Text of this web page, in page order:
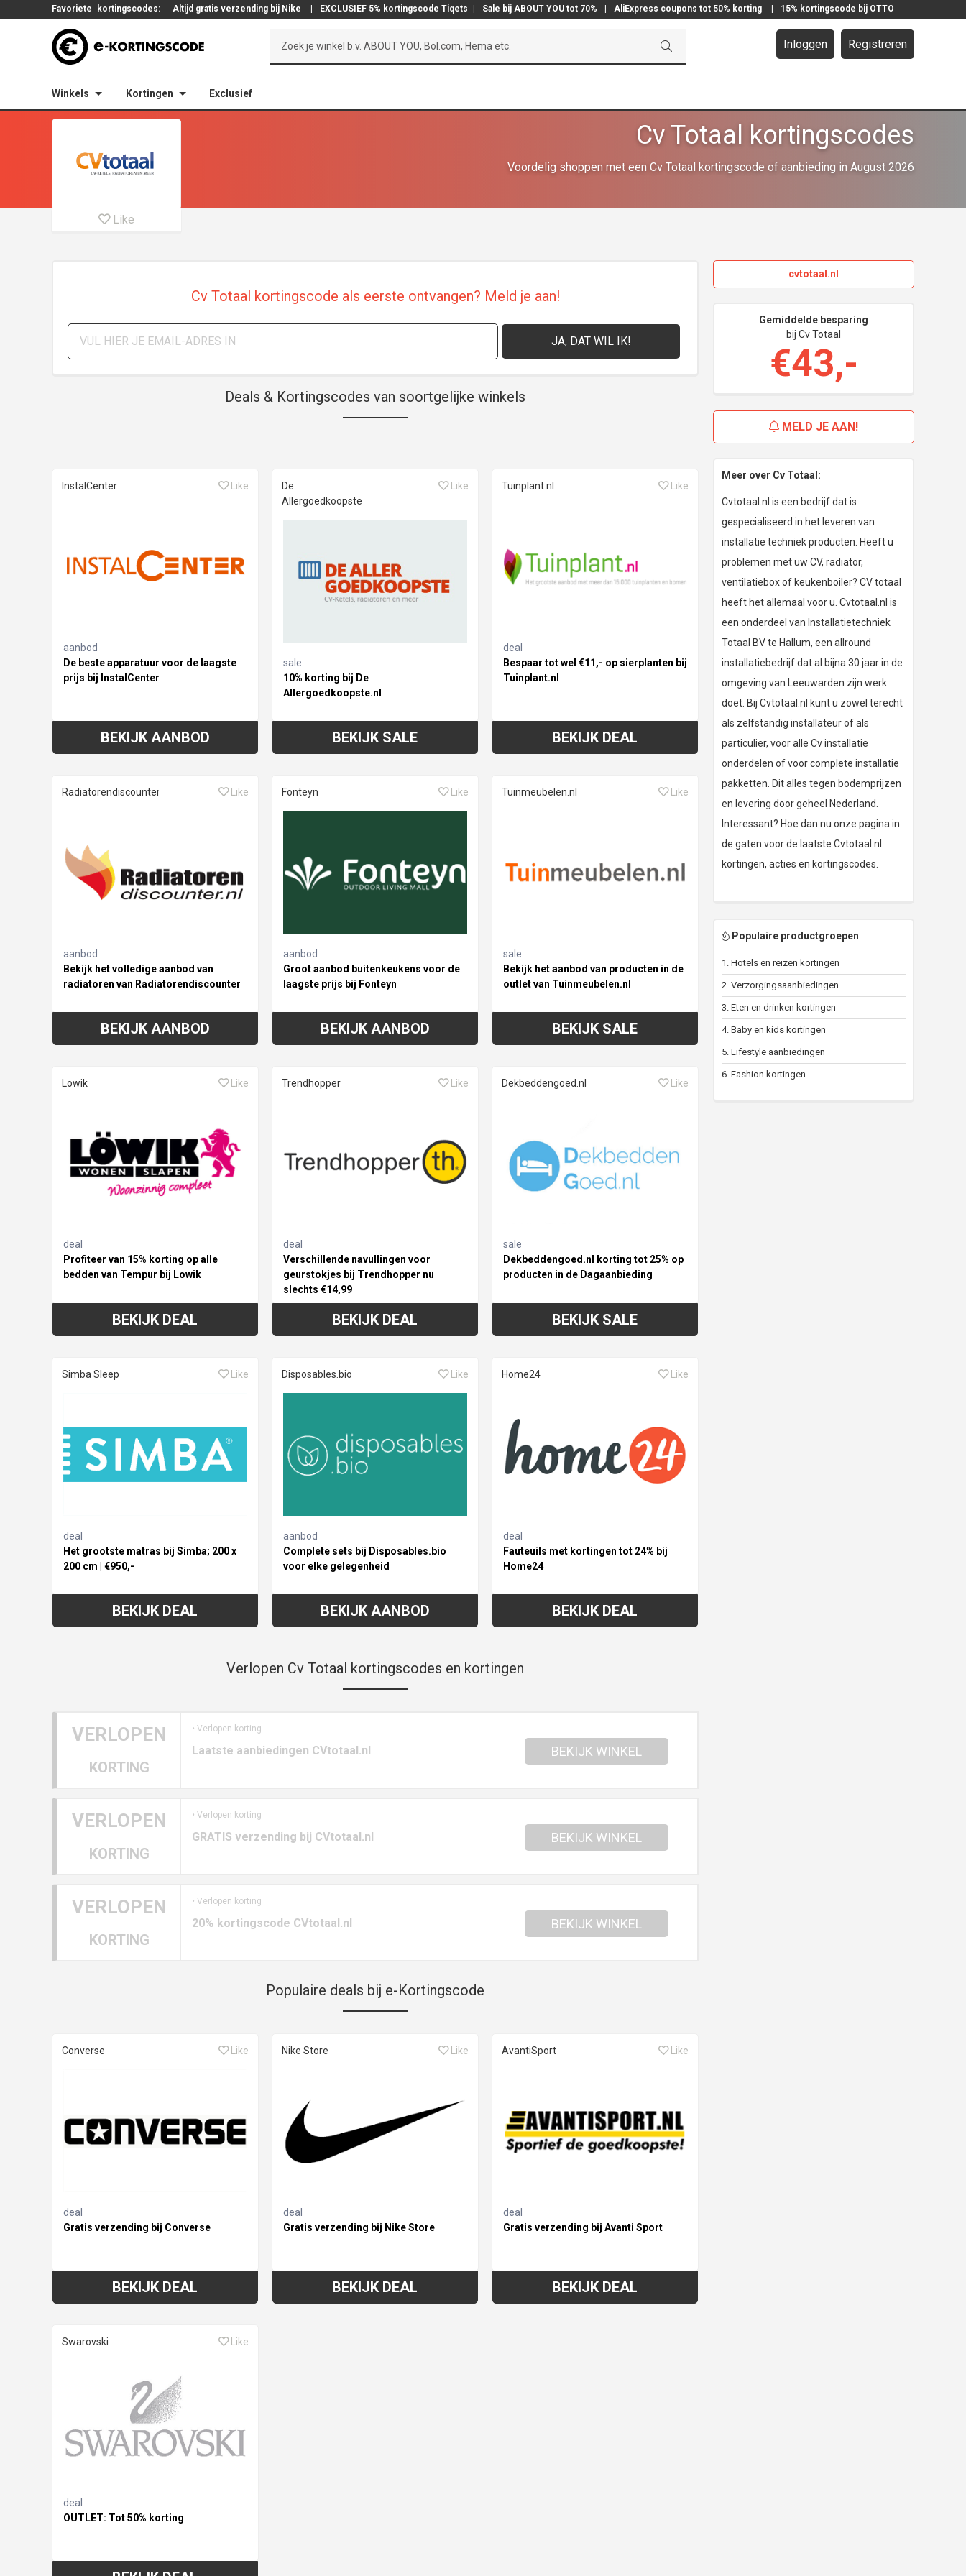
Favoriete kortingscodes: Altijd gratis verzending bij Nike EXCLUSIEF 5% kortingscode Tiqets Sale bij ABOUT YOU tot 70% AliExpress coupons tot 50% korting 15% kortingscode bij OTTO
Inloggen Registreren
Winkels Kortingen Exclusief
Cv Totaal kortingscodes
Voordelig shoppen met een Cv Totaal kortingscode of aanbieding in August 2026
Like
Cv Totaal kortingscode als eerste ontvangen? Meld je aan!
Deals & Kortingscodes van soortgelijke winkels
InstalCenter Like
aanbod
De beste apparatuur voor de laagste
prijs bij InstalCenter
BEKIJK AANBOD
De
Allergoedkoopste
Like
sale
10% korting bij De
Allergoedkoopste.nl
BEKIJK SALE
Tuinplant.nl Like
deal
Bespaar tot wel €11,- op sierplanten bij
Tuinplant.nl
BEKIJK DEAL
Radiatorendiscounter Like
aanbod
Bekijk het volledige aanbod van
radiatoren van Radiatorendiscounter
BEKIJK AANBOD
Fonteyn Like
aanbod
Groot aanbod buitenkeukens voor de
laagste prijs bij Fonteyn
BEKIJK AANBOD
Tuinmeubelen.nl Like
sale
Bekijk het aanbod van producten in de
outlet van Tuinmeubelen.nl
BEKIJK SALE
Lowik Like
deal
Profiteer van 15% korting op alle
bedden van Tempur bij Lowik
BEKIJK DEAL
Trendhopper Like
deal
Verschillende navullingen voor
geurstokjes bij Trendhopper nu
slechts €14,99
BEKIJK DEAL
Dekbeddengoed.nl Like
sale
Dekbeddengoed.nl korting tot 25% op
producten in de Dagaanbieding
BEKIJK SALE
Simba Sleep Like
deal
Het grootste matras bij Simba; 200 x
200 cm | €950,-
BEKIJK DEAL
Disposables.bio Like
aanbod
Complete sets bij Disposables.bio
voor elke gelegenheid
BEKIJK AANBOD
Home24 Like
deal
Fauteuils met kortingen tot 24% bij
Home24
BEKIJK DEAL
Verlopen Cv Totaal kortingscodes en kortingen
VERLOPEN
KORTING
• Verlopen korting
Laatste aanbiedingen CVtotaal.nl BEKIJK WINKEL
VERLOPEN
KORTING
• Verlopen korting
GRATIS verzending bij CVtotaal.nl BEKIJK WINKEL
VERLOPEN
KORTING
• Verlopen korting
20% kortingscode CVtotaal.nl BEKIJK WINKEL
Populaire deals bij e-Kortingscode
Converse Like
deal
Gratis verzending bij Converse
BEKIJK DEAL
Nike Store Like
deal
Gratis verzending bij Nike Store
BEKIJK DEAL
AvantiSport Like
deal
Gratis verzending bij Avanti Sport
BEKIJK DEAL
Swarovski Like
deal
OUTLET: Tot 50% korting
cvtotaal.nl
Gemiddelde besparing
bij Cv Totaal
€43,-
MELD JE AAN!
Meer over Cv Totaal:
Cvtotaal.nl is een bedrijf dat is
gespecialiseerd in het leveren van
installatie techniek producten. Heeft u
problemen met uw CV, radiator,
ventilatiebox of keukenboiler? CV totaal
heeft het allemaal voor u. Cvtotaal.nl is
een onderdeel van Installatietechniek
Totaal BV te Hallum, een allround
installatiebedrijf dat al bijna 30 jaar in de
omgeving van Leeuwarden zijn werk
doet. Bij Cvtotaal.nl kunt u zowel terecht
als zelfstandig installateur of als
particulier, voor alle Cv installatie
onderdelen of voor complete installatie
pakketten. Dit alles tegen bodemprijzen
en levering door geheel Nederland.
Interessant? Hoe dan nu onze pagina in
de gaten voor de laatste Cvtotaal.nl
kortingen, acties en kortingscodes.
Populaire productgroepen
1. Hotels en reizen kortingen
2. Verzorgingsaanbiedingen
3. Eten en drinken kortingen
4. Baby en kids kortingen
5. Lifestyle aanbiedingen
6. Fashion kortingen